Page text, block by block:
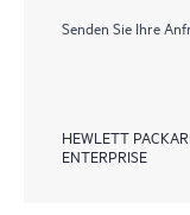
Senden Sie Ihre
HEWLETT
ENTERPRISE